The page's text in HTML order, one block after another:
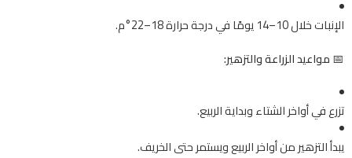
الإنبات خلال 10–14 يومًا في درجة حرارة 18–22°م.
📅مواعيد الزراعة والتزهير:
تزرع في أواخر الشتاء وبداية الربيع.
يبدأ التزهير من أواخر الربيع ويستمر حتى الخريف.